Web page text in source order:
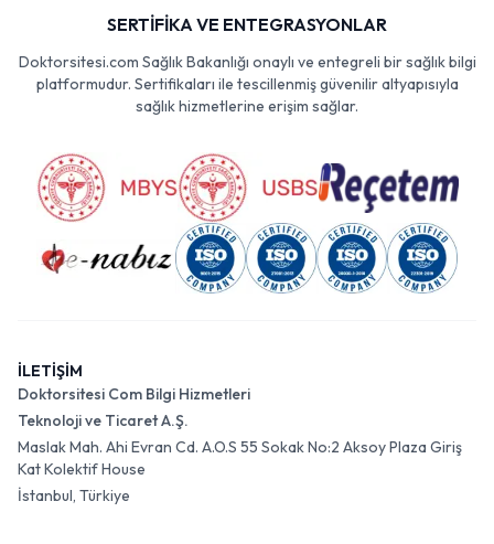
SERTİFİKA VE ENTEGRASYONLAR
Doktorsitesi.com Sağlık Bakanlığı onaylı ve entegreli bir sağlık bilgi
platformudur. Sertifikaları ile tescillenmiş güvenilir altyapısıyla
sağlık hizmetlerine erişim sağlar.
İLETİŞİM
Doktorsitesi Com Bilgi Hizmetleri
Teknoloji ve Ticaret A.Ş.
Maslak Mah. Ahi Evran Cd. A.O.S 55 Sokak No:2 Aksoy Plaza Giriş
Kat Kolektif House
İstanbul, Türkiye